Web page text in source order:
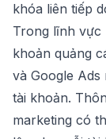
khóa liên tiếp
Trong lĩnh vực
khoản quảng
và Google
tài khoản.
marketing có